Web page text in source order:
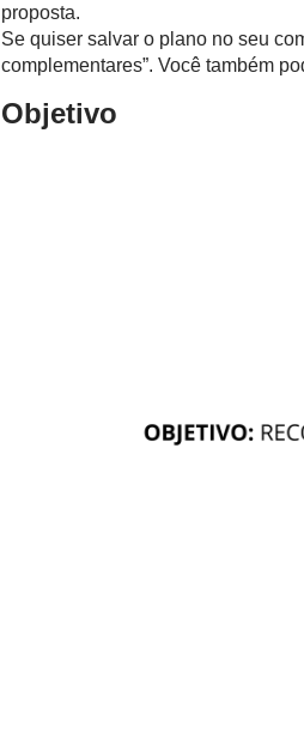
proposta.
Se quiser salvar o plano no seu
complementares”. Você também
Objetivo